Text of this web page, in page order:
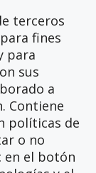
terceros
fines
para
sus
a
Contiene
políticas de
o no
en el botón